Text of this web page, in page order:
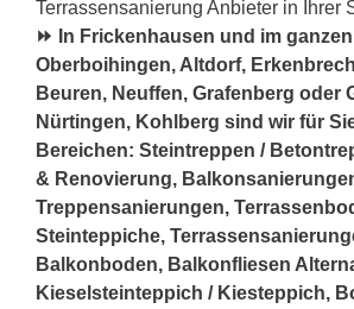
Terrassensanierung Anbieter in Ihrer
⏩ In Frickenhausen und im
Oberboihingen, Altdorf,
Beuren, Neuffen, Grafenberg oder
Nürtingen, Kohlberg sind wir für
Bereichen: Steintreppen /
& Renovierung,
Treppensanierungen,
Steinteppiche,
Balkonboden, Balkonfliesen
Kieselsteinteppich / Kiesteppich,